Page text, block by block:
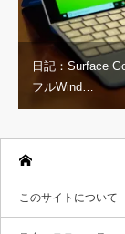
日記：Surface
フルWind…
このサイトについて